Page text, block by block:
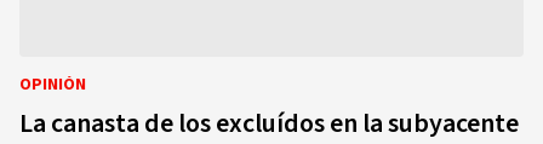
OPINIÓN
La canasta de los excluídos en la subyacente